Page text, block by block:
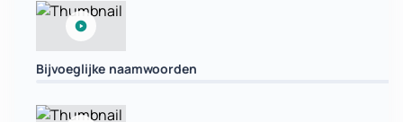
Bijvoeglijke naamwoorden